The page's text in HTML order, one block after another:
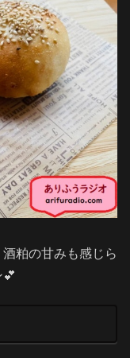
粕の甘みも感じら